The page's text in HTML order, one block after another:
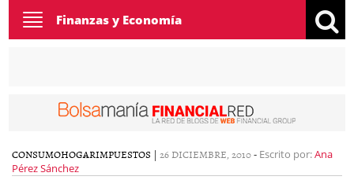
Toggle
navigation
Finanzas y Economía
CONSUMOHOGARIMPUESTOS | 26 DICIEMBRE, 2010- Escrito por:Ana
Pérez Sánchez